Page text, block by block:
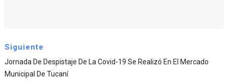
Siguiente
Jornada De Despistaje De La Covid-19 Se Realizó En El Mercado
Municipal De Tucaní